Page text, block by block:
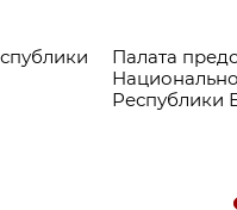
Палата
Республики